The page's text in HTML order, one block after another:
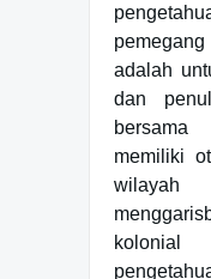
adalah
dan
memiliki
wilayah
kolonial